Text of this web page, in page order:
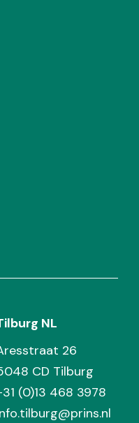
NL
26
CD Tilburg
(0)13 468 3978